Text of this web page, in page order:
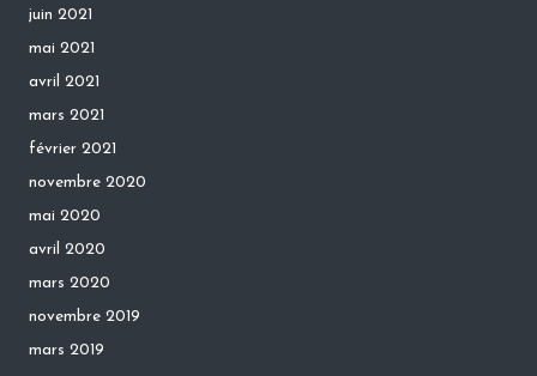
juin 2021
mai 2021
avril 2021
mars 2021
février 2021
novembre 2020
mai 2020
avril 2020
mars 2020
novembre 2019
mars 2019